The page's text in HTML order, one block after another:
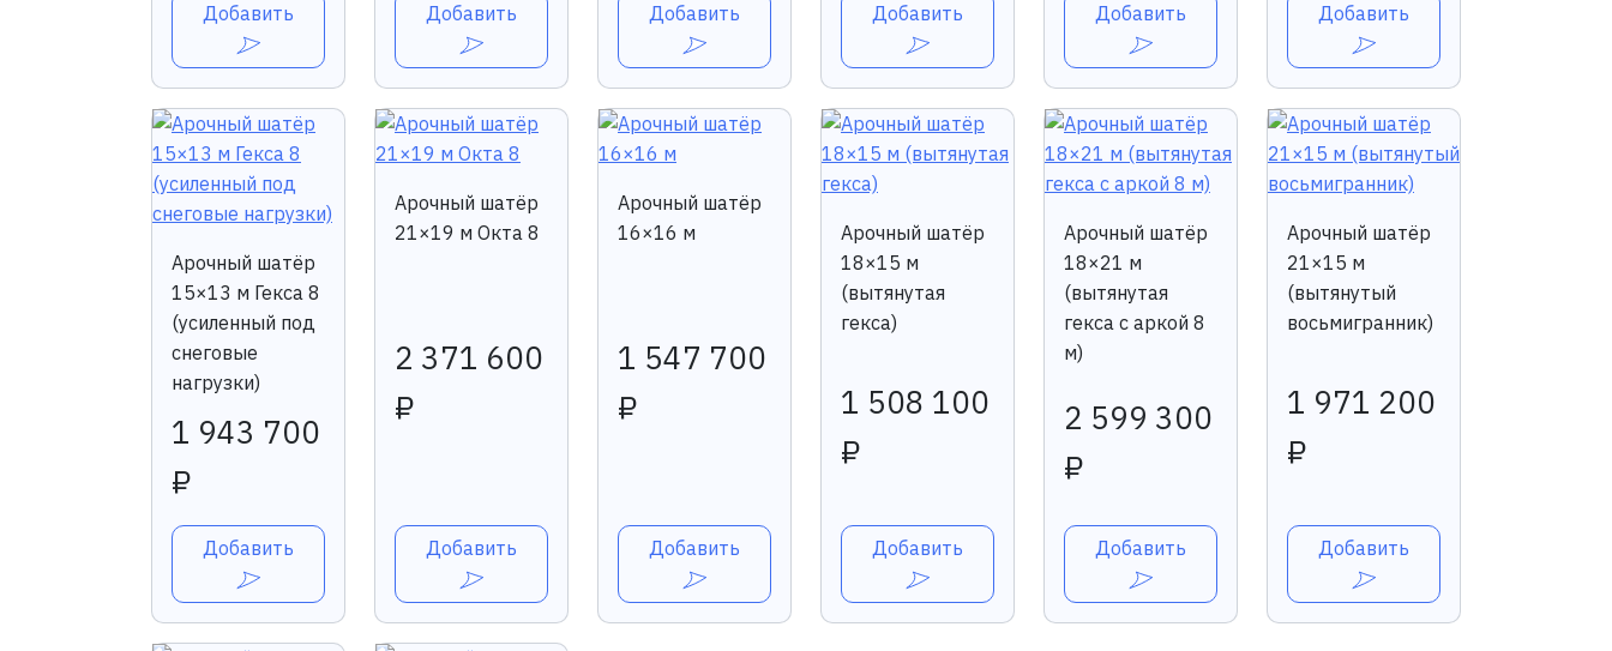
Добавить Добавить Добавить Добавить Добавить Добавить
Арочный шатёр
15×13 м Гекса 8
(усиленный под
снеговые
нагрузки)
1 943 700
₽
Добавить
Арочный шатёр
21×19 м Окта 8
2 371 600
₽
Добавить
Арочный шатёр
16×16 м
1 547 700
₽
Добавить
Арочный шатёр
18×15 м
(вытянутая
гекса)
1 508 100
₽
Добавить
Арочный шатёр
18×21 м
(вытянутая
гекса с аркой 8
м)
2 599 300
₽
Добавить
Арочный шатёр
21×15 м
(вытянутый
восьмигранник)
1 971 200
₽
Добавить